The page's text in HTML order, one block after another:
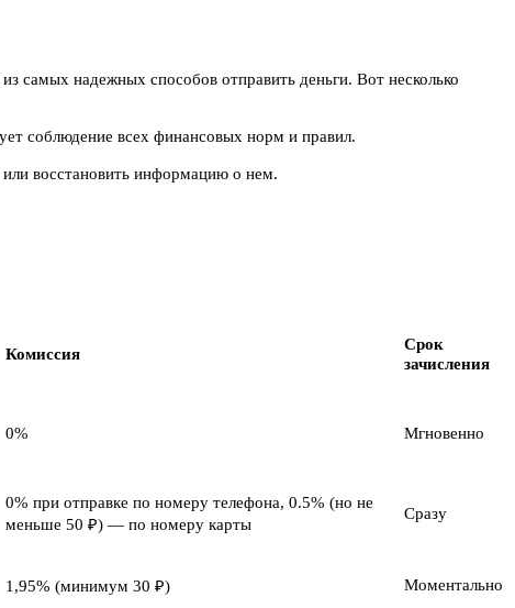
самых надежных способов отправить деньги. Вот несколько
соблюдение всех финансовых норм и правил.
восстановить информацию о нем.
Комиссия
Срок
зачисления
0% Мгновенно
0% при отправке по номеру телефона, 0.5% (но не
меньше 50 ₽) — по номеру карты
Сразу
1,95% (минимум 30 ₽) Моментально